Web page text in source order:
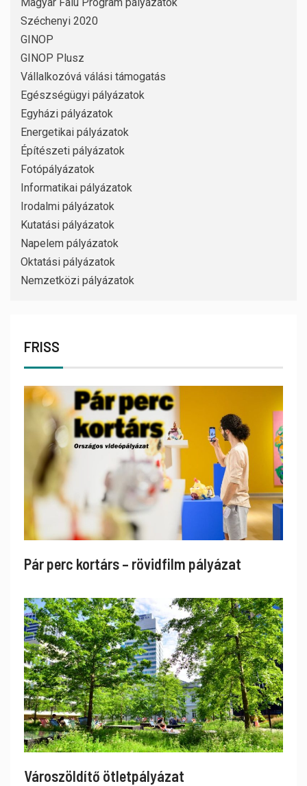
Széchenyi 2020
GINOP
GINOP Plusz
Vállalkozóvá válási támogatás
Egészségügyi pályázatok
Egyházi pályázatok
Energetikai pályázatok
Építészeti pályázatok
Fotópályázatok
Informatikai pályázatok
Irodalmi pályázatok
Kutatási pályázatok
Napelem pályázatok
Oktatási pályázatok
Nemzetközi pályázatok
FRISS
Pár perc kortárs – rövidfilm pályázat
Városzöldítő ötletpályázat